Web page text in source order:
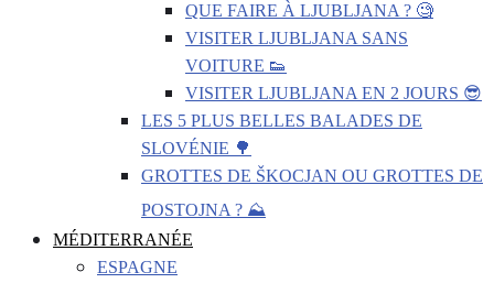
QUE FAIRE À LJUBLJANA ? 🧐
VISITER LJUBLJANA SANS
VOITURE 👟
VISITER LJUBLJANA EN 2 JOURS 😎
LES 5 PLUS BELLES BALADES DE
SLOVÉNIE 🌳
GROTTES DE ŠKOCJAN OU GROTTES DE
POSTOJNA ? ⛰️
MÉDITERRANÉE
ESPAGNE